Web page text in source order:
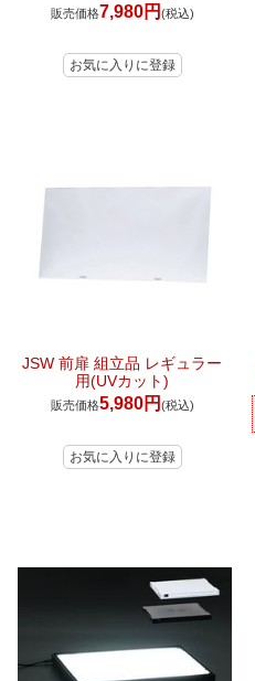
販売価格7,980円 (税込)
JSW 前扉 組立品 レギュラー
用(UVカット)
販売価格5,980円 (税込)